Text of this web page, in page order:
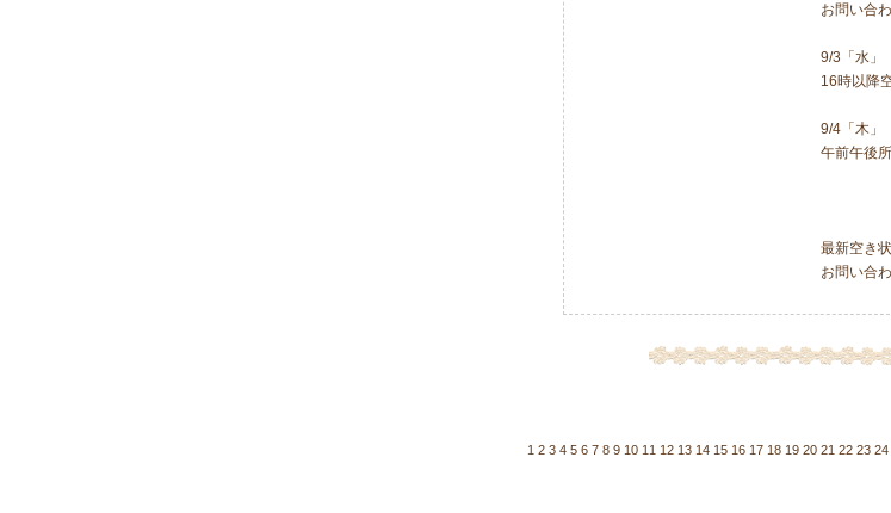
お問い合
9/3「水」
16時以降
9/4「木」
午前午後
最新空き状
お問い合
1 2 3 4 5 6 7 8 9 10 11 12 13 14 15 16 17 18 19 20 21 22 23 24